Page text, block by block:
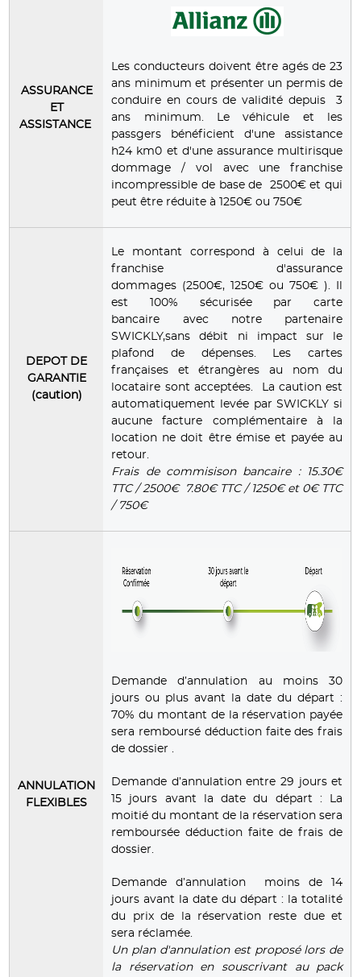
ASSURANCE
ET
ASSISTANCE
Les conducteurs doivent être agés de 23
ans minimum et présenter un permis de
conduire en cours de validité depuis 3
ans minimum. Le véhicule et les
passgers bénéficient d'une assistance
h24 km0 et d'une assurance multirisque
dommage / vol avec une franchise
incompressible de base de 2500€ et qui
peut être réduite à 1250€ ou 750€
DEPOT DE
GARANTIE
(caution)
Le montant correspond à celui de la
franchise d'assurance
dommages (2500€, 1250€ ou 750€ ). Il
est 100% sécurisée par carte
bancaire avec notre partenaire
SWICKLY,sans débit ni impact sur le
plafond de dépenses. Les cartes
françaises et étrangères au nom du
locataire sont acceptées. La caution est
automatiquement levée par SWICKLY si
aucune facture complémentaire à la
location ne doit être émise et payée au
retour.
Frais de commisison bancaire : 15.30€
TTC / 2500€ 7.80€ TTC / 1250€ et 0€ TTC
/ 750€
ANNULATION
FLEXIBLES
Demande d’annulation au moins 30
jours ou plus avant la date du départ :
70% du montant de la réservation payée
sera remboursé déduction faite des frais
de dossier .
Demande d’annulation entre 29 jours et
15 jours avant la date du départ : La
moitié du montant de la réservation sera
remboursée déduction faite de frais de
dossier.
Demande d’annulation moins de 14
jours avant la date du départ : la totalité
du prix de la réservation reste due et
sera réclamée.
Un plan d'annulation est proposé lors de
la réservation en souscrivant au pack